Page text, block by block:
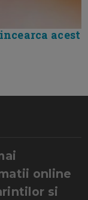
acest
online
si